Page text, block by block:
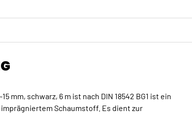
mm, schwarz, 6 m ist nach DIN 18542 BG1 ist ein
Schaumstoff. Es dient zur